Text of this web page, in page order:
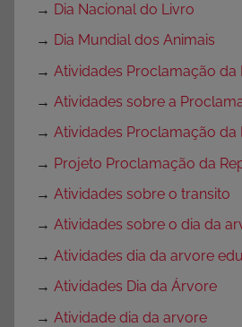
→ Dia Nacional do Livro
→ Dia Mundial dos Animais
→ Atividades Proclamação da
→ Atividades sobre a
→ Atividades Proclamação da
→ Projeto Proclamação da
→ Atividades sobre o transito
→ Atividades sobre o dia da
→ Atividades dia da arvore
→ Atividades Dia da Árvore
→ Atividade dia da arvore